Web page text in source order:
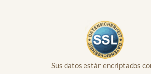
Sus datos están encriptados